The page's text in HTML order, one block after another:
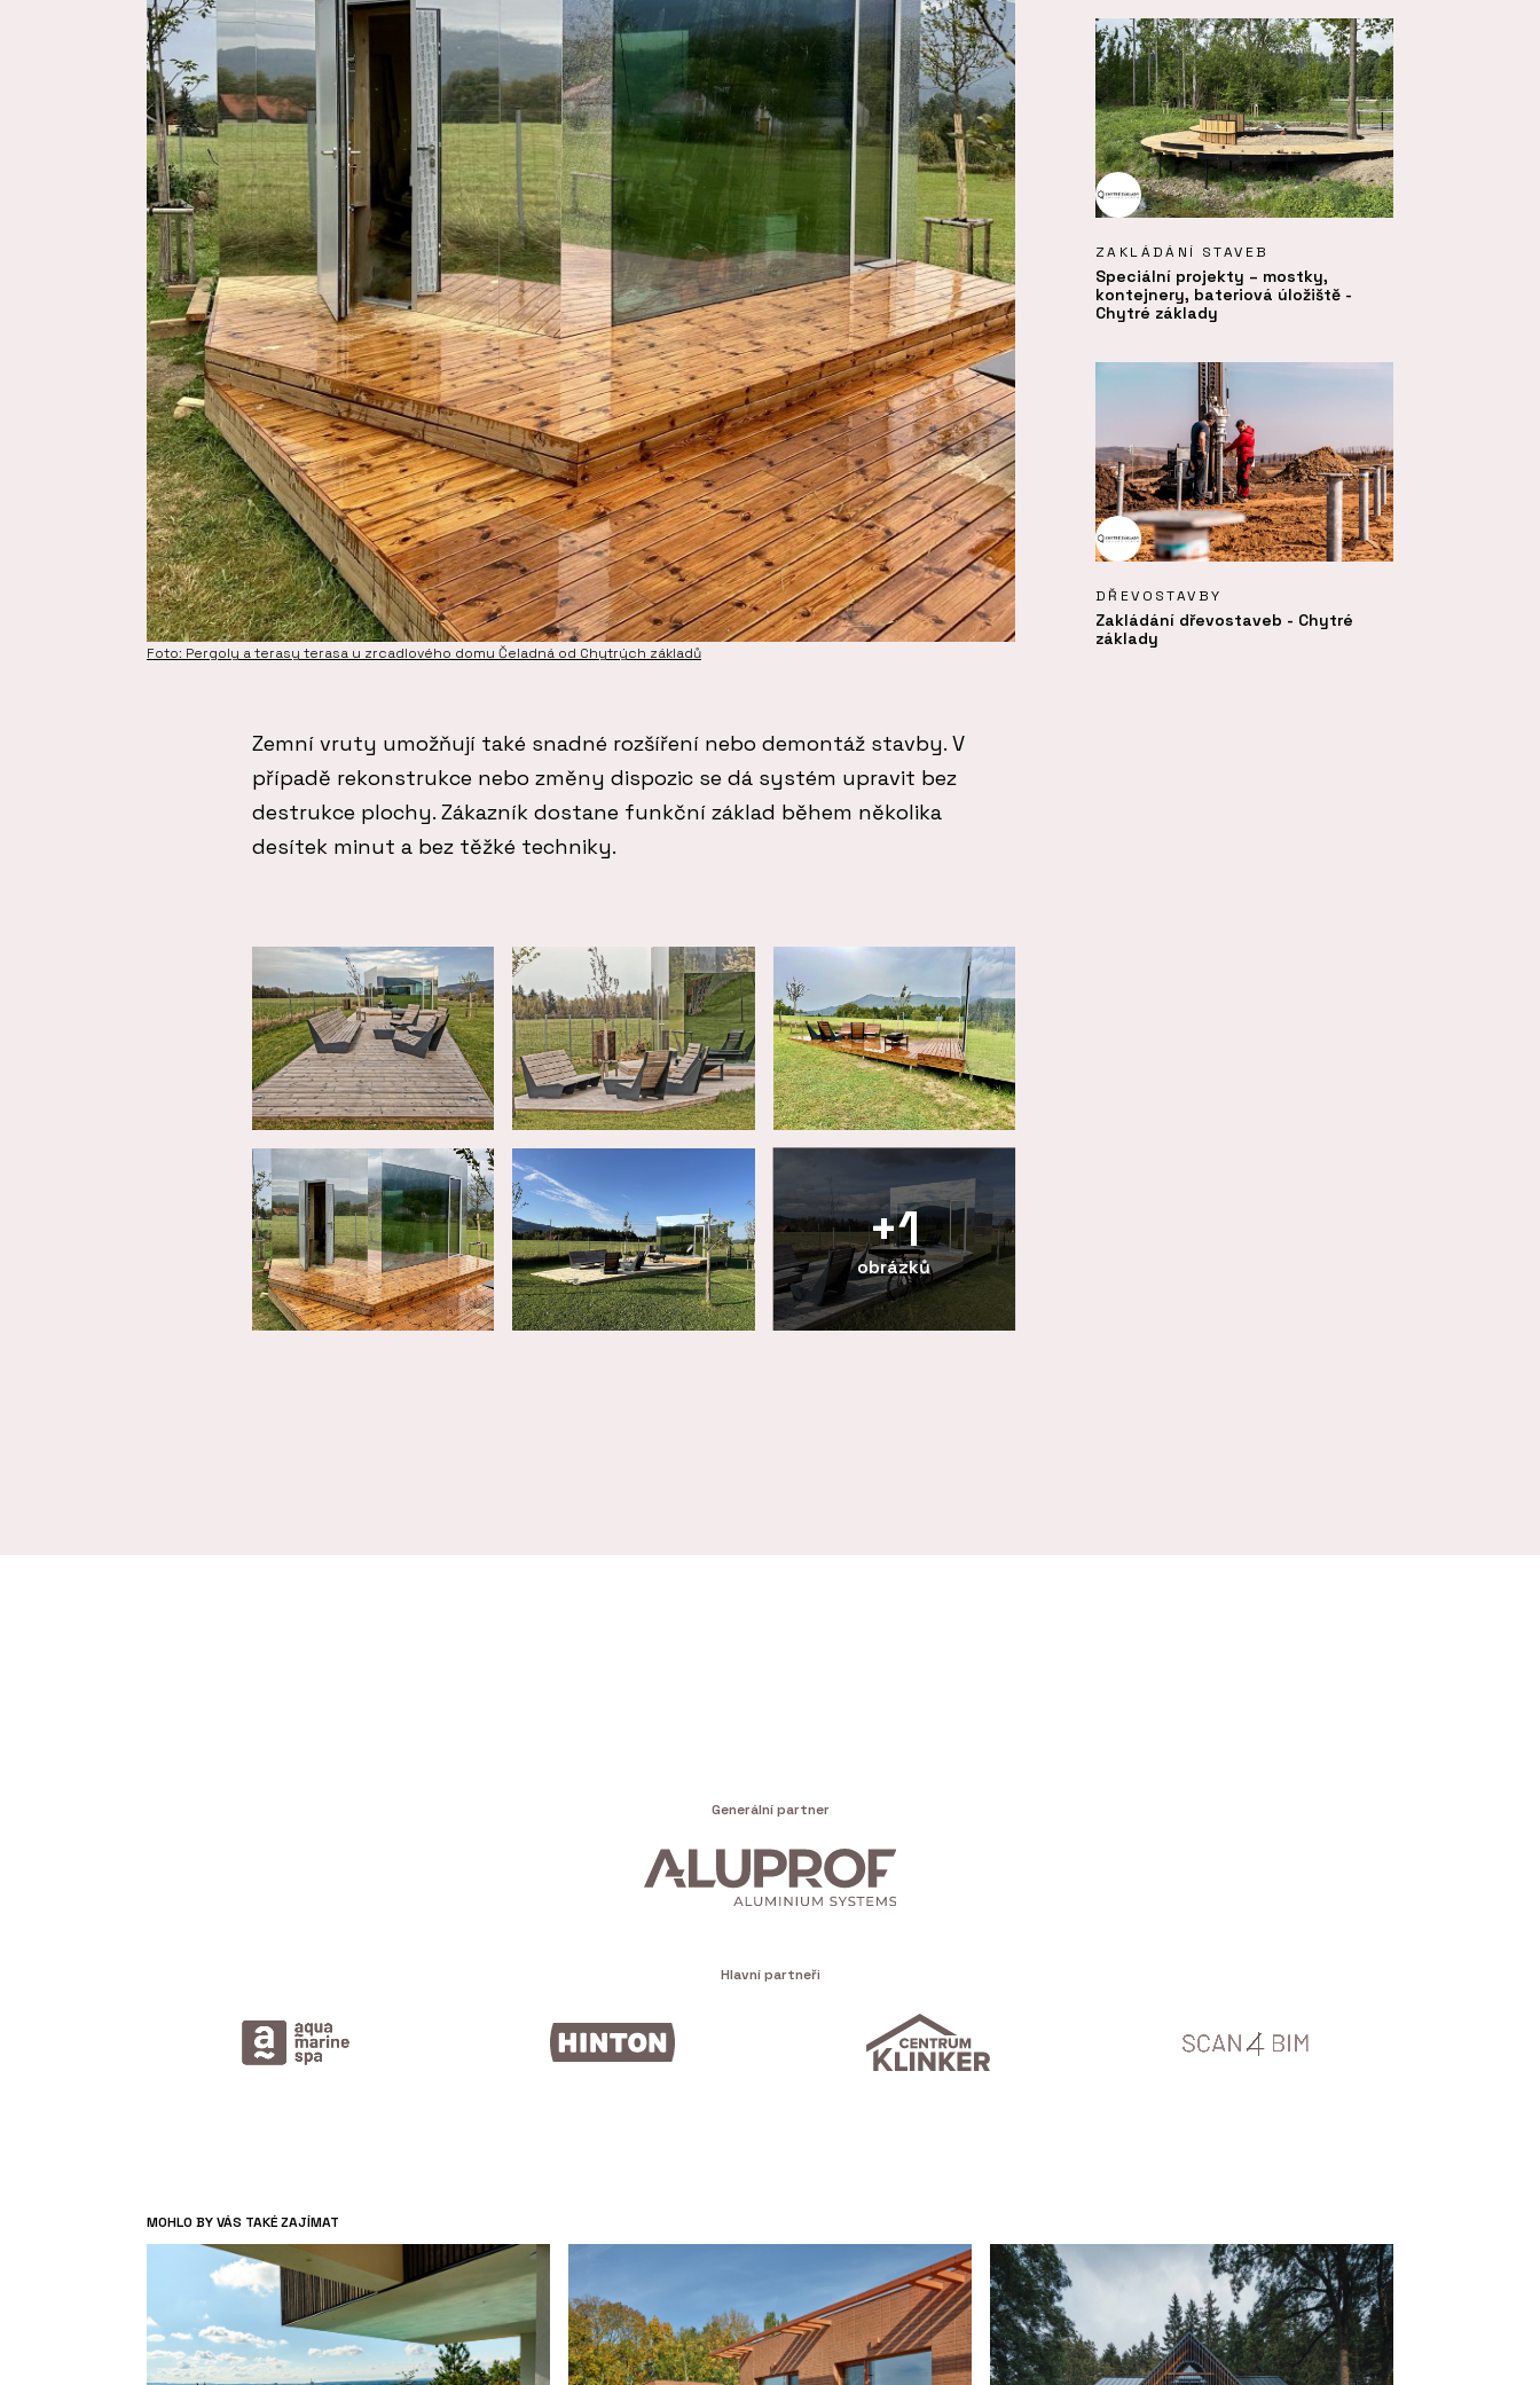
Foto: Pergoly a terasy terasa u zrcadlového domu Čeladná od Chytrých základů
Zemní vruty umožňují také snadné rozšíření nebo demontáž stavby. V
případě rekonstrukce nebo změny dispozic se dá systém upravit bez
destrukce plochy. Zákazník dostane funkční základ během několika
desítek minut a bez těžké techniky.
+1
obrázků
ZAKLÁDÁNÍ STAVEB
Speciální projekty – mostky,
kontejnery, bateriová úložiště -
Chytré základy
DŘEVOSTAVBY
Zakládání dřevostaveb - Chytré
základy
Generální partner
Hlavní partneři
MOHLO BY VÁS TAKÉ ZAJÍMAT